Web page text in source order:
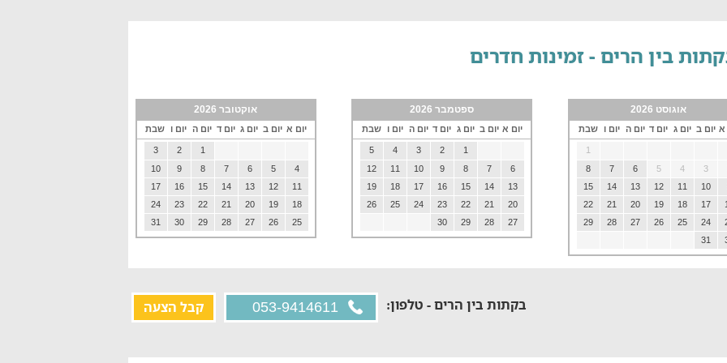
בין הרים - זמינות חדרים
אוגוסט 2026
א יום ב יום ג יום ד יום ה יום ו שבת
1
3
4
5
6
7
8
10
11
12
13
14
15
17
18
19
20
21
22
24
25
26
27
28
29
31
ספטמבר 2026
יום א יום ב יום ג יום ד יום ה יום ו שבת
1
2
3
4
5
6
7
8
9
10
11
12
13
14
15
16
17
18
19
20
21
22
23
24
25
26
27
28
29
30
אוקטובר 2026
יום א יום ב יום ג יום ד יום ה יום ו שבת
1
2
3
4
5
6
7
8
9
10
11
12
13
14
15
16
17
18
19
20
21
22
23
24
25
26
27
28
29
30
31
קבל הצעה בקתות בין הרים - טלפון: